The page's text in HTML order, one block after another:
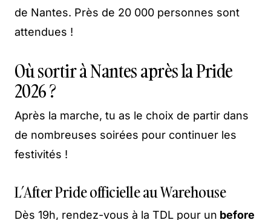
de Nantes. Près de 20 000 personnes sont
attendues !
Où sortir à Nantes après la Pride
2026 ?
Après la marche, tu as le choix de partir dans
de nombreuses soirées pour continuer les
festivités !
L’After Pride officielle au Warehouse
Dès 19h, rendez-vous à la TDL pour un before